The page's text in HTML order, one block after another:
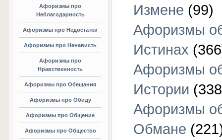
Афоризмы про
Неблагодарность
Афоризмы про Недостатки
Афоризмы про Ненависть
Афоризмы про
Нравственность
Афоризмы про Обещания
Афоризмы про Обиду
Афоризмы про Общение
Афоризмы про Общество
Измене (99)
Афоризмы
Истинах
Афоризмы
Истории
Афоризмы
Обмане